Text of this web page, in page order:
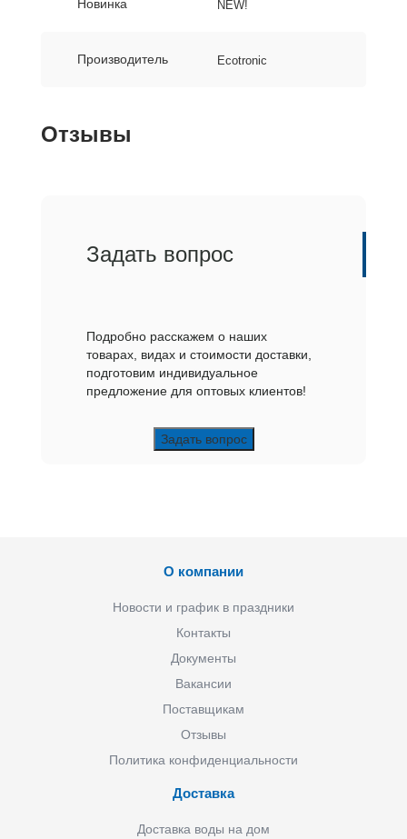
Новинка NEW!
Производитель Ecotronic
Отзывы
Задать вопрос
Подробно расскажем о наших
товарах, видах и стоимости доставки,
подготовим индивидуальное
предложение для оптовых клиентов!
Задать вопрос
О компании
Новости и график в праздники
Контакты
Документы
Вакансии
Поставщикам
Отзывы
Политика конфиденциальности
Доставка
Доставка воды на дом